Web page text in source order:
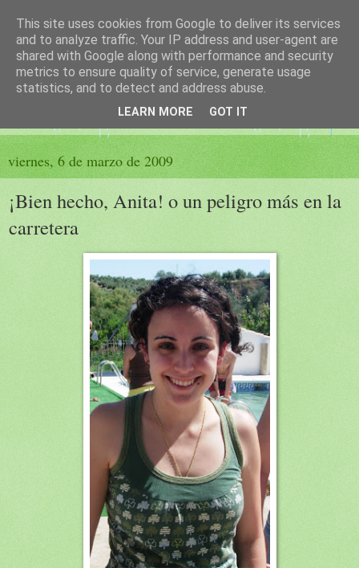
El sueño de las palabras
PÁGINA LITERARIA DE FELISA MORENO
viernes, 6 de marzo de 2009
¡Bien hecho, Anita! o un peligro más en la
carretera
This site uses cookies from Google to deliver its services
and to analyze traffic. Your IP address and user-agent are
shared with Google along with performance and security
metrics to ensure quality of service, generate usage
statistics, and to detect and address abuse.
LEARN MORE GOT IT